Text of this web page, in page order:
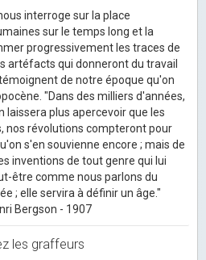
interroge sur la place
sur le temps long et la
progressivement les traces de
artéfacts qui donneront du travail
de notre époque qu'on
"Dans des milliers d'années,
laissera plus apercevoir que les
nos révolutions compteront pour
s'en souvienne encore ; mais de
inventions de tout genre qui lui
être comme nous parlons du
; elle servira à définir un âge."
Bergson - 1907
les graffeurs